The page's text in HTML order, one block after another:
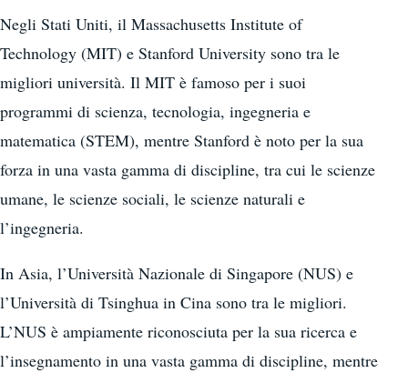
Negli Stati Uniti, il Massachusetts Institute of
Technology (MIT) e Stanford University sono tra le
migliori università. Il MIT è famoso per i suoi
programmi di scienza, tecnologia, ingegneria e
matematica (STEM), mentre Stanford è noto per la sua
forza in una vasta gamma di discipline, tra cui le scienze
umane, le scienze sociali, le scienze naturali e
l’ingegneria.
In Asia, l’Università Nazionale di Singapore (NUS) e
l’Università di Tsinghua in Cina sono tra le migliori.
L’NUS è ampiamente riconosciuta per la sua ricerca e
l’insegnamento in una vasta gamma di discipline, mentre